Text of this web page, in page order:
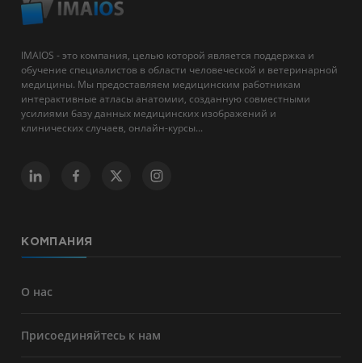
IMAIOS - это компания, целью которой является поддержка и
обучение специалистов в области человеческой и ветеринарной
медицины. Мы предоставляем медицинским работникам
интерактивные атласы анатомии, созданную совместными
усилиями базу данных медицинских изображений и
клинических случаев, онлайн-курсы...
КОМПАНИЯ
О нас
Присоединяйтесь к нам